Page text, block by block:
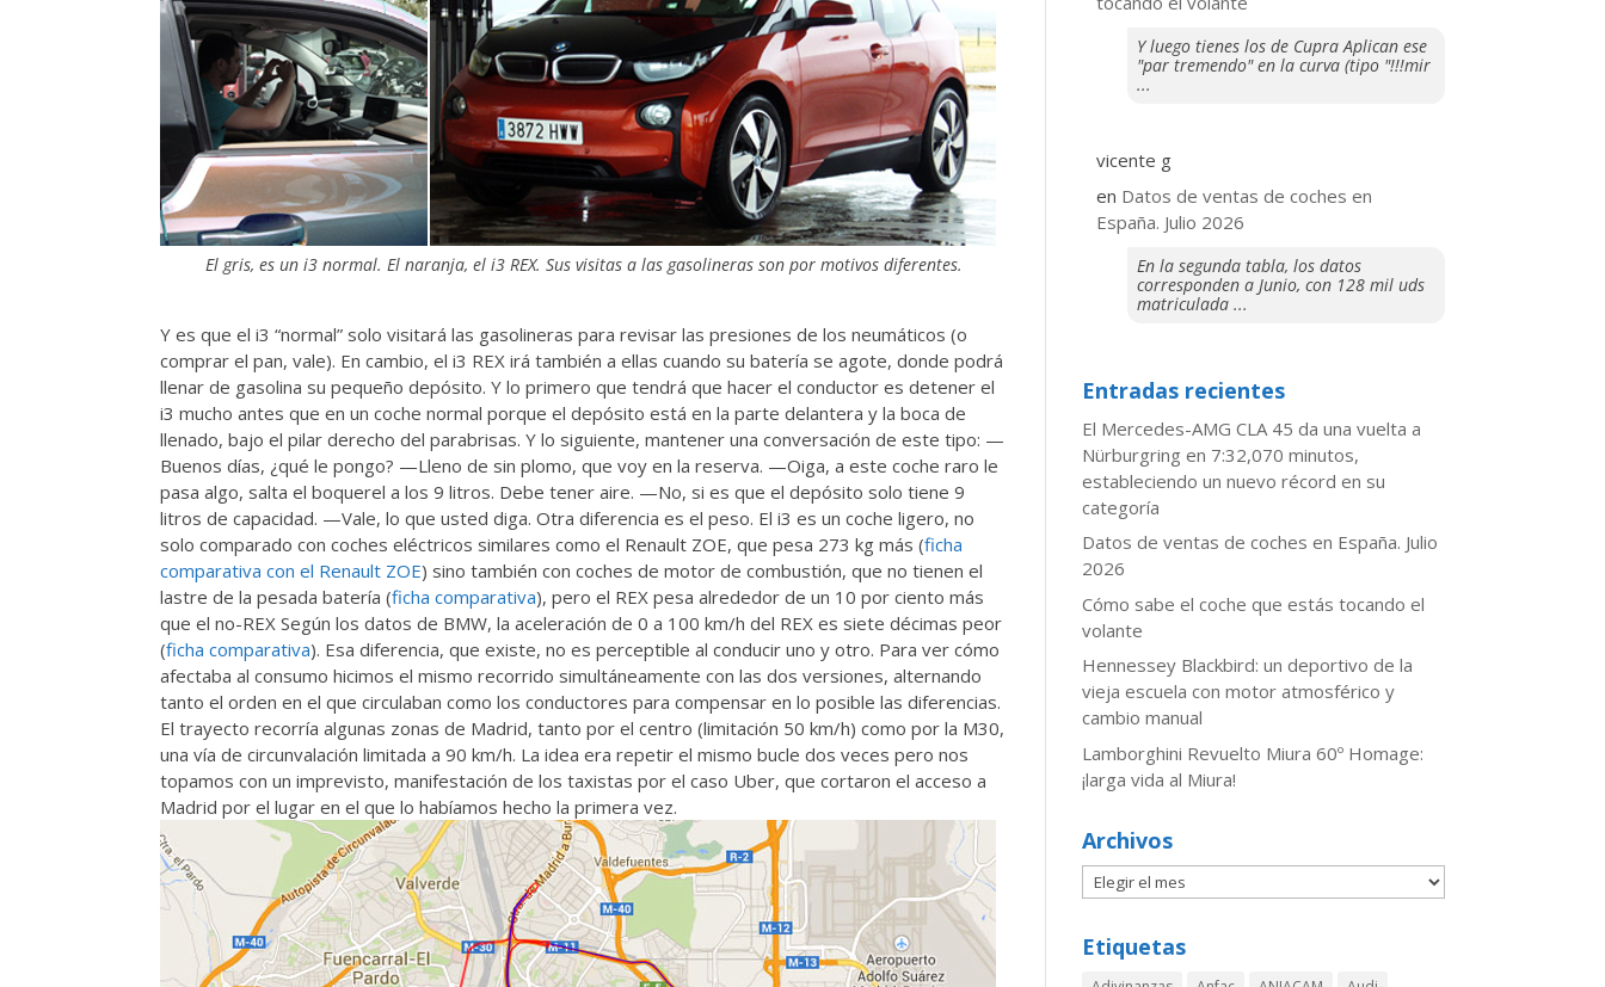
El gris, es un i3 normal. El naranja, el i3 REX. Sus visitas a las gasolineras son por motivos diferentes.
Y es que el i3 “normal” solo visitará las gasolineras para revisar las presiones de los neumáticos (o
comprar el pan, vale). En cambio, el i3 REX irá también a ellas cuando su batería se agote, donde podrá
llenar de gasolina su pequeño depósito. Y lo primero que tendrá que hacer el conductor es detener el
i3 mucho antes que en un coche normal porque el depósito está en la parte delantera y la boca de
llenado, bajo el pilar derecho del parabrisas. Y lo siguiente, mantener una conversación de este tipo: —
Buenos días, ¿qué le pongo? —Lleno de sin plomo, que voy en la reserva. —Oiga, a este coche raro le
pasa algo, salta el boquerel a los 9 litros. Debe tener aire. —No, si es que el depósito solo tiene 9
litros de capacidad. —Vale, lo que usted diga. Otra diferencia es el peso. El i3 es un coche ligero, no
solo comparado con coches eléctricos similares como el Renault ZOE, que pesa 273 kg más (ficha
comparativa con el Renault ZOE) sino también con coches de motor de combustión, que no tienen el
lastre de la pesada batería (ficha comparativa), pero el REX pesa alrededor de un 10 por ciento más
que el no-REX Según los datos de BMW, la aceleración de 0 a 100 km/h del REX es siete décimas peor
(ficha comparativa). Esa diferencia, que existe, no es perceptible al conducir uno y otro. Para ver cómo
afectaba al consumo hicimos el mismo recorrido simultáneamente con las dos versiones, alternando
tanto el orden en el que circulaban como los conductores para compensar en lo posible las diferencias.
El trayecto recorría algunas zonas de Madrid, tanto por el centro (limitación 50 km/h) como por la M30,
una vía de circunvalación limitada a 90 km/h. La idea era repetir el mismo bucle dos veces pero nos
topamos con un imprevisto, manifestación de los taxistas por el caso Uber, que cortaron el acceso a
Madrid por el lugar en el que lo habíamos hecho la primera vez.
Y luego tienes los de Cupra Aplican ese
"par tremendo" en la curva (tipo "!!!mir
...
vicente g
en Datos de ventas de coches en
España. Julio 2026
En la segunda tabla, los datos
corresponden a Junio, con 128 mil uds
matriculada ...
Entradas recientes
El Mercedes-AMG CLA 45 da una vuelta a
Nürburgring en 7:32,070 minutos,
estableciendo un nuevo récord en su
categoría
Datos de ventas de coches en España. Julio
2026
​Cómo sabe el coche que estás tocando el
volante
Hennessey Blackbird: un deportivo de la
vieja escuela con motor atmosférico y
cambio manual
Lamborghini Revuelto Miura 60º Homage:
¡larga vida al Miura!
Archivos
Etiquetas